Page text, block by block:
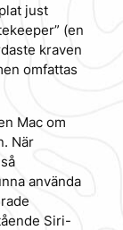
just
(en
kraven
omfattas
Mac om
När
använda
Siri-